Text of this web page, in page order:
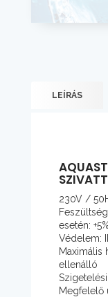
LEÍRÁS
230V /
esetén:
Védelem:
Maximális
ellenálló
Megfelelő